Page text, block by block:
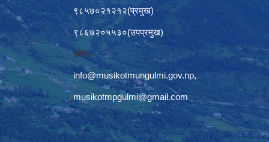
९८५७०२१२१२(प्रमुख)
९८६७२०५५३०(उपप्रमुख)
इमेलः–
info@musikotmungulmi.gov.np,
musikotmpgulmi@gmail.com